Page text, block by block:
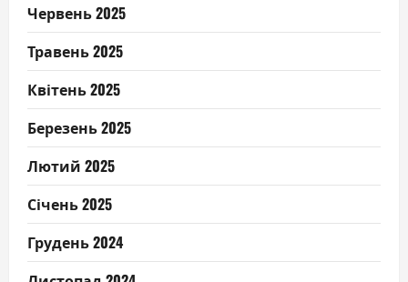
Червень 2025
Травень 2025
Квітень 2025
Березень 2025
Лютий 2025
Січень 2025
Грудень 2024